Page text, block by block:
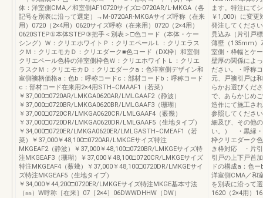
体：洋室側CMA／和室側AF10720サイズ□-0720AR/L-MKGA（各
記号を別表に沿って選定）→M-0720AR-MKGAサイズ呼称（在来
用）0720（2×4用）0620サイズ呼称（在来用）0720（2×4用）
0620STEP①本体STEP③把手＜別表＞□色コード（本体・ケー
シング）Ｗ：クリエホワイトＰ：クリエペールＬ：クリエラス
クＭ：クリエモカＤ：クリエダーク■色コード（DX枠）和室側
クリエペール色枠の洋室側枠色Ｗ：クリエホワイトＬ：クリエ
ラスクＭ：クリエモカＤ：クリエダークa：色洋室側デザイン和
室側襖柄価格a：色b：呼称コードc：部材コードb：呼称コード
c：部材コード在来用2×4用STH‒CMAAF1（若菜）
￥37,000□0720AR/LMKGA0620AR/LMLGAAF2（静波）
￥37,000□0720BR/LMKGA0620BR/LMLGAAF3（珊瑚）
￥37,000□0720CR/LMKGA0620CR/LMLGAAF4（薮幾）
￥37,000□0720DR/LMKGA0620DR/LMLGAAF5（生地タイプ）
￥34,000□0720ER/LMKGA0620ER/LMLGASTH‒CMEAF1（若
菜）￥37,000￥48,100□0720AR/LMKGEサイズ特注
MKGEAF2（静波）￥37,000￥48,100□0720BR/LMKGEサイズ特
注MKGEAF3（珊瑚）￥37,000￥48,100□0720CR/LMKGEサイズ
特注MKGEAF4（薮幾）￥37,000￥48,100□0720DR/LMKGEサイ
ズ特注MKGEAF5（生地タイプ）
￥34,000￥44,200□0720ER/LMKGEサイズ特注MKGE基本寸法
（㎜）W呼称［在来］07［2×4］06DWWDHHW（DW）
ます。特注にて
￥1,000）に変
発注してくださ
見込み（片引戸
薄壁（135mm）
室側・枠幅とケ
壁厚の関係によ
ださい。・呼称
元、戸襖引戸は
らかお選びくだ
で、あらかじめ
造作にて施工さ
参照してくださ
細及び、その他
い。） ・黒縁
枠クリエダーク
き枠対応 ・片
引戸の上下戸首
ドの構成a：色
洋室側CMA／和
を別表に沿って
1620（2×4用）